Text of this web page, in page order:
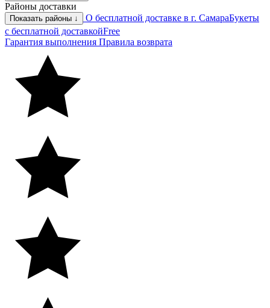
Районы доставки
Показать районы ↓ О бесплатной доставке в г. СамараБукеты
с бесплатной доставкойFree
Гарантия выполнения Правила возврата